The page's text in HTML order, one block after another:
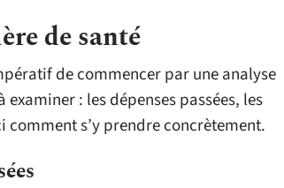
de santé
de commencer par une analyse
: les dépenses passées, les
s’y prendre concrètement.